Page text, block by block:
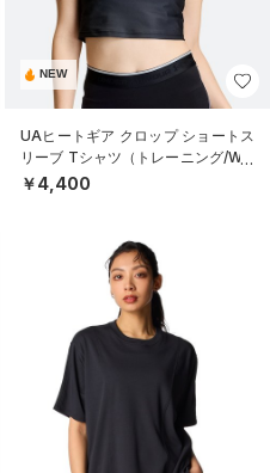
NEW
UAヒートギア クロップ ショートス
リーブ Tシャツ（トレーニング/WO
MEN）
￥4,400